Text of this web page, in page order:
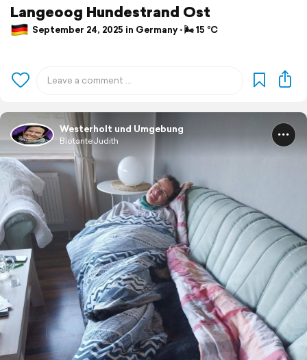
Langeoog Hundestrand Ost
September 24, 2025 in Germany ⋅ 🌬 15 °C
Westerholt und Umgebung
BiotanteJudith